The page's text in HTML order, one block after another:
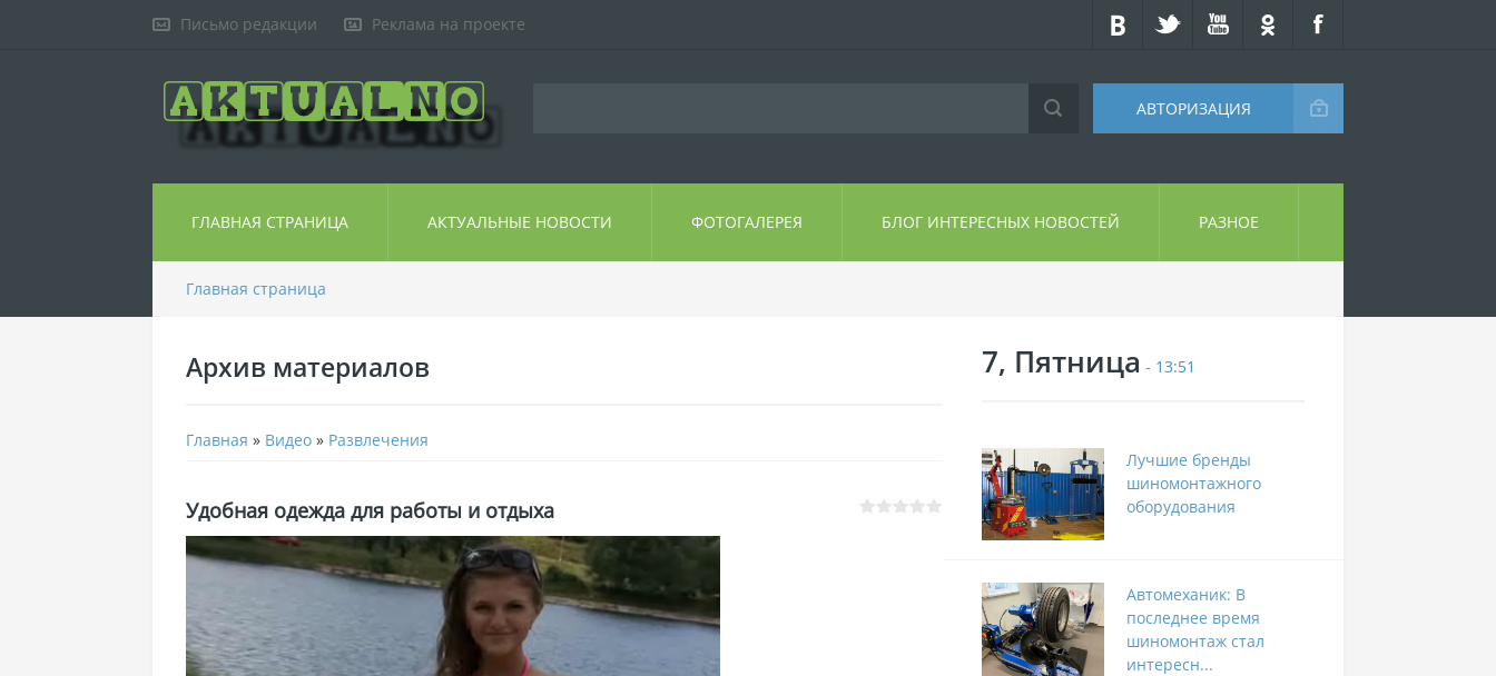
Письмо редакции Реклама на проекте
АВТОРИЗАЦИЯ
ГЛАВНАЯ СТРАНИЦА АКТУАЛЬНЫЕ НОВОСТИ ФОТОГАЛЕРЕЯ БЛОГ ИНТЕРЕСНЫХ НОВОСТЕЙ РАЗНОЕ
Главная страница
Архив материалов
Главная » Видео » Развлечения
Удобная одежда для работы и отдыха
7, Пятница - 13:51
Лучшие бренды
шиномонтажного
оборудования
Автомеханик: В
последнее время
шиномонтаж стал
интересн...